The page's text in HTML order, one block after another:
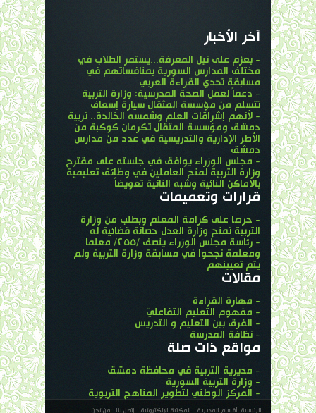
آخر الأخبار
- بعزم على نيل المعرفة...يستمر الطلاب في
مختلف المدارس السورية بمنافساتهم في
مسابقة تحدي القراءة العربي
- دعماً لعمل الصحة المدرسية: وزارة التربية
تتسلم من مؤسسة المثقال سيارة إسعاف
- لأنهم إشراقات العلم وشمسه الخالدة.. تربية
دمشق ومؤسسة المثقال تكرمان كوكبة من
الأطر الإدارية والتدريسية في عدد من مدارس
دمشق
- مجلس الوزراء يوافق في جلسته على مقترح
وزارة التربية لمنح العاملين في وظائف تعليمية
بالأماكن النائية وشبه النائية تعويضاً
قرارات وتعميمات
- حرصا على كرامة المعلم وبطلب من وزارة
التربية تمنح وزارة العدل حصانة قضائية له
- رئاسة مجلس الوزراء ينصف /٢٥٥/ معلما
ومعلمة نجحوا في مسابقة وزارة التربية ولم
يتم تعيينهم
مقالات
- مهارة القراءة
- مفهوم التعليم التفاعليّ
- الفرق بين التعليم و التدريس
- نظافة المدرسة
مواقع ذات صلة
- مديرية التربية في محافظة دمشق
- وزارة التربية السورية
- المركز الوطني لتطوير المناهج التربوية
الرئيسية أقسام المديرية المكتبة الإلكترونية إتصل بنا من نحن